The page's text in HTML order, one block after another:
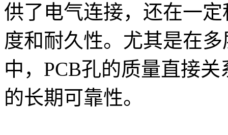
供了电气连接，还在一
度和耐久性。尤其是在
中，PCB孔的质量直接
的长期可靠性。